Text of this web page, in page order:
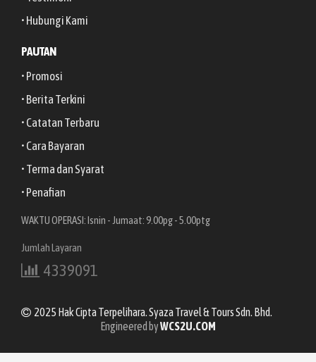
• Hubungi Kami
PAUTAN
• Promosi
• Berita Terkini
• Catatan Terbaru
• Cara Bayaran
• Terma dan Syarat
• Penafian
WAKTU OPERASI: Isnin - Jumaat: 9.00pg - 5.00ptg
Jumlah Layaran
4339091
2025 Hak Cipta Terpelihara. Syaza Travel & Tours Sdn. Bhd.
Engineered byWCS2U.COM